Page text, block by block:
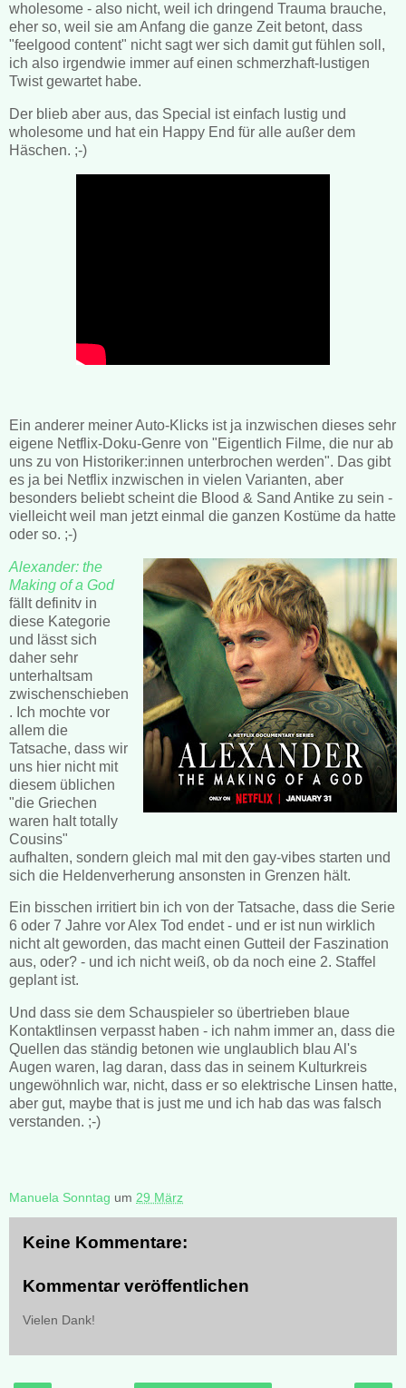
wholesome - also nicht, weil ich dringend Trauma brauche,
eher so, weil sie am Anfang die ganze Zeit betont, dass
"feelgood content" nicht sagt wer sich damit gut fühlen soll,
ich also irgendwie immer auf einen schmerzhaft-lustigen
Twist gewartet habe.
Der blieb aber aus, das Special ist einfach lustig und
wholesome und hat ein Happy End für alle außer dem
Häschen. ;-)
Ein anderer meiner Auto-Klicks ist ja inzwischen dieses sehr
eigene Netflix-Doku-Genre von "Eigentlich Filme, die nur ab
uns zu von Historiker:innen unterbrochen werden". Das gibt
es ja bei Netflix inzwischen in vielen Varianten, aber
besonders beliebt scheint die Blood & Sand Antike zu sein -
vielleicht weil man jetzt einmal die ganzen Kostüme da hatte
oder so. ;-)
Alexander: the
Making of a God
fällt definitv in
diese Kategorie
und lässt sich
daher sehr
unterhaltsam
zwischenschieben
. Ich mochte vor
allem die
Tatsache, dass wir
uns hier nicht mit
diesem üblichen
"die Griechen
waren halt totally
Cousins"
aufhalten, sondern gleich mal mit den gay-vibes starten und
sich die Heldenverherung ansonsten in Grenzen hält.
Ein bisschen irritiert bin ich von der Tatsache, dass die Serie
6 oder 7 Jahre vor Alex Tod endet - und er ist nun wirklich
nicht alt geworden, das macht einen Gutteil der Faszination
aus, oder? - und ich nicht weiß, ob da noch eine 2. Staffel
geplant ist.
Und dass sie dem Schauspieler so übertrieben blaue
Kontaktlinsen verpasst haben - ich nahm immer an, dass die
Quellen das ständig betonen wie unglaublich blau Al's
Augen waren, lag daran, dass das in seinem Kulturkreis
ungewöhnlich war, nicht, dass er so elektrische Linsen hatte,
aber gut, maybe that is just me und ich hab das was falsch
verstanden. ;-)
Manuela Sonntag um 29 März
Keine Kommentare:
Kommentar veröffentlichen
Vielen Dank!